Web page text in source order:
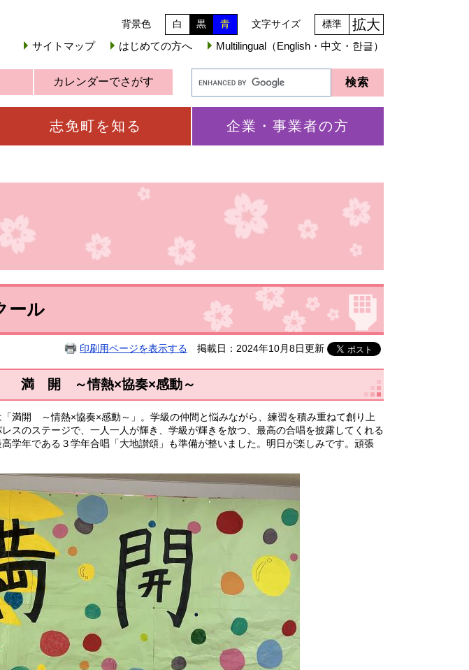
背景色 白 黒 青 文字サイズ 標準 拡大
サイトマップ はじめての方へ Multilingual（English・中文・한글）
カレンダーでさがす
志免町を知る 企業・事業者の方
ール
印刷用ページを表示する 掲載日：2024年10月8日更新
満 開 ～情熱×協奏×感動～
満開 ～情熱×協奏×感動～」。学級の仲間と悩みながら、練習を積み重ねて創り上
スのステージで、一人一人が輝き、学級が輝きを放つ、最高の合唱を披露してくれる
学年である３学年合唱「大地讃頌」も準備が整いました。明日が楽しみです。頑張